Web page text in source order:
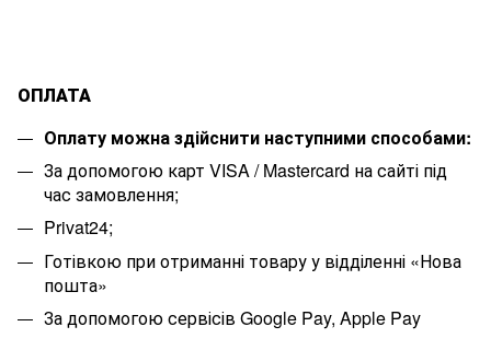
ОПЛАТА
Оплату можна здійснити наступними способами:
За допомогою карт VISA / Mastercard на сайті під
час замовлення;
Privat24;
Готівкою при отриманні товару у відділенні «Нова
пошта»
За допомогою сервісів Google Pay, Apple Pay